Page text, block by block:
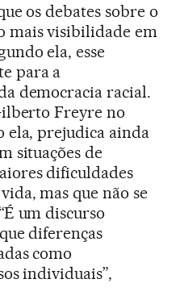
os debates sobre o
mais visibilidade em
ela, esse
para a
democracia racial.
Freyre no
ela, prejudica ainda
situações de
dificuldades
mas que não se
um discurso
diferenças
como
individuais”,